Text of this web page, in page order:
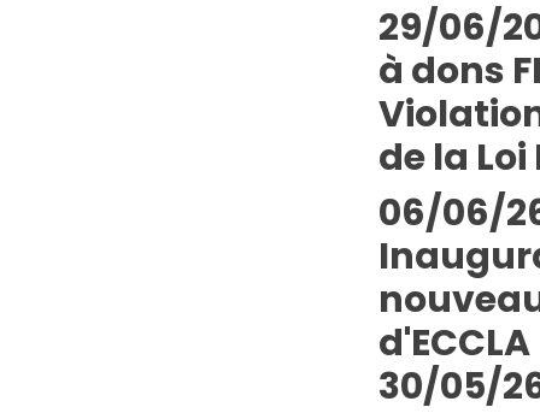
29/06/
à dons
de la
06/06/
30/05/